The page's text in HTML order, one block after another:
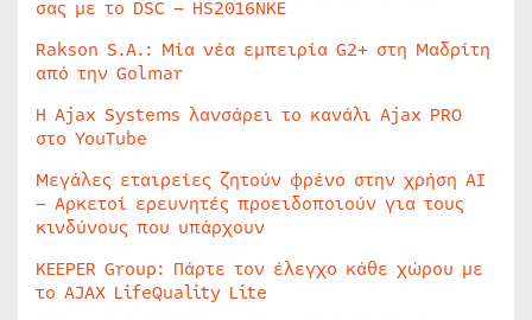
σας με το DSC – HS2016NKE
Rakson S.A.: Μία νέα εμπειρία G2+ στη Μαδρίτη
από την Golmar
Η Ajax Systems λανσάρει το κανάλι Ajax PRO
στο YouTube
Μεγάλες εταιρείες ζητούν φρένο στην χρήση AI
– Αρκετοί ερευνητές προειδοποιούν για τους
κινδύνους που υπάρχουν
KEEPER Group: Πάρτε τον έλεγχο κάθε χώρου με
το AJAX LifeQuality Lite